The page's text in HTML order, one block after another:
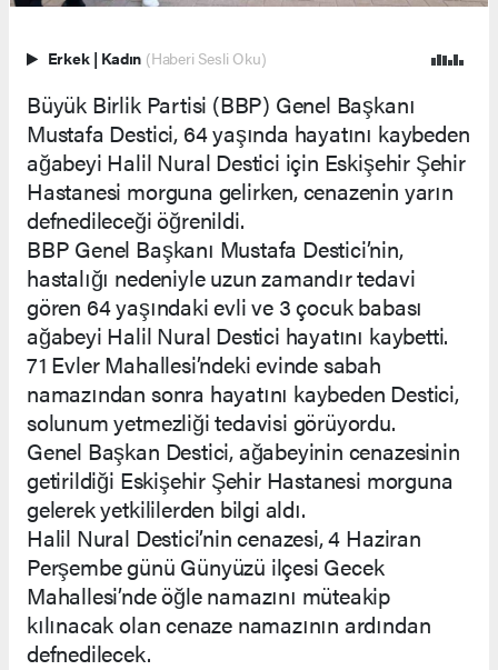
Erkek | Kadın (Haberi Sesli Oku)
Büyük Birlik Partisi (BBP) Genel Başkanı
Mustafa Destici, 64 yaşında hayatını kaybeden
ağabeyi Halil Nural Destici için Eskişehir Şehir
Hastanesi morguna gelirken, cenazenin yarın
defnedileceği öğrenildi.
BBP Genel Başkanı Mustafa Destici’nin,
hastalığı nedeniyle uzun zamandır tedavi
gören 64 yaşındaki evli ve 3 çocuk babası
ağabeyi Halil Nural Destici hayatını kaybetti.
71 Evler Mahallesi’ndeki evinde sabah
namazından sonra hayatını kaybeden Destici,
solunum yetmezliği tedavisi görüyordu.
Genel Başkan Destici, ağabeyinin cenazesinin
getirildiği Eskişehir Şehir Hastanesi morguna
gelerek yetkililerden bilgi aldı.
Halil Nural Destici’nin cenazesi, 4 Haziran
Perşembe günü Günyüzü ilçesi Gecek
Mahallesi’nde öğle namazını müteakip
kılınacak olan cenaze namazının ardından
defnedilecek.